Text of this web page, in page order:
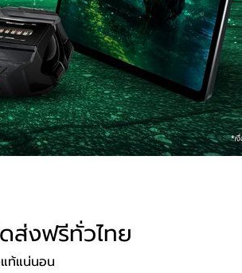
ส่งฟรีทั่วไทย
ท้แน่นอน